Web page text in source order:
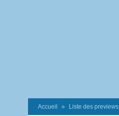
Accueil Liste des previews